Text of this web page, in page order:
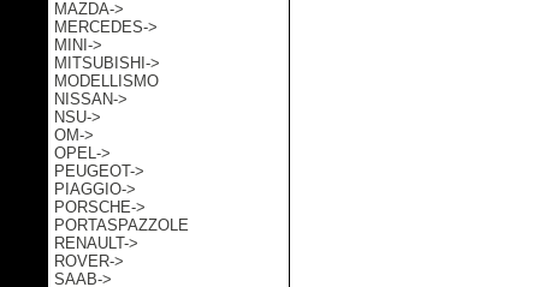
MAZDA->
MERCEDES->
MINI->
MITSUBISHI->
MODELLISMO
NISSAN->
NSU->
OM->
OPEL->
PEUGEOT->
PIAGGIO->
PORSCHE->
PORTASPAZZOLE
RENAULT->
ROVER->
SAAB->